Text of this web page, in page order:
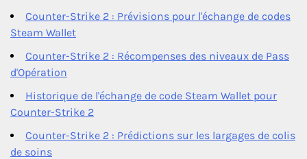
Counter-Strike 2 : Prévisions pour l'échange de codes
Steam Wallet
Counter-Strike 2 : Récompenses des niveaux de Pass
d'Opération
Historique de l'échange de code Steam Wallet pour
Counter-Strike 2
Counter-Strike 2 : Prédictions sur les largages de colis
de soins